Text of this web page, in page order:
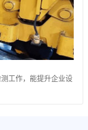
工作，能提升企业设